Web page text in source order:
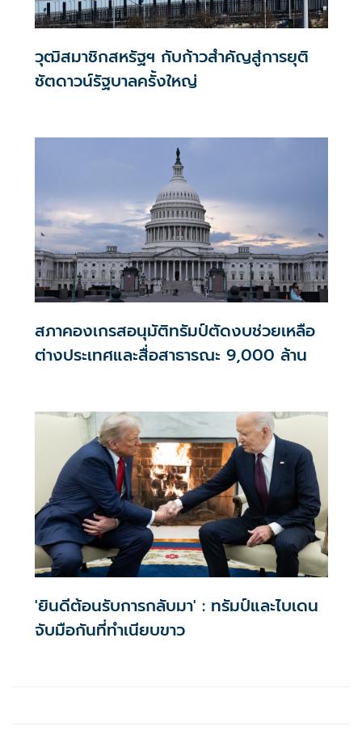
วุฒิสมาชิกสหรัฐฯ กับก้าวสำคัญสู่การยุติ
ชัตดาวน์รัฐบาลครั้งใหญ่
สภาคองเกรสอนุมัติทรัมป์ตัดงบช่วยเหลือ
ต่างประเทศและสื่อสาธารณะ 9,000 ล้าน
'ยินดีต้อนรับการกลับมา' : ทรัมป์และไบเดน
จับมือกันที่ทำเนียบขาว